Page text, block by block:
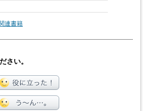
連書籍
さい。